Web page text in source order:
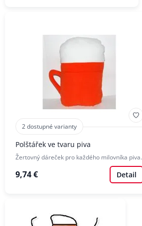
2 dostupné varianty
Polštářek ve tvaru piva
Žertovný dáreček pro každého milovníka piva.
9,74 € Detail